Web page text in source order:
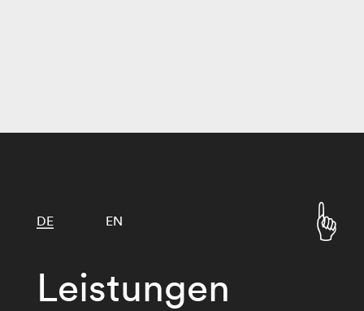
Leistungen
DE EN